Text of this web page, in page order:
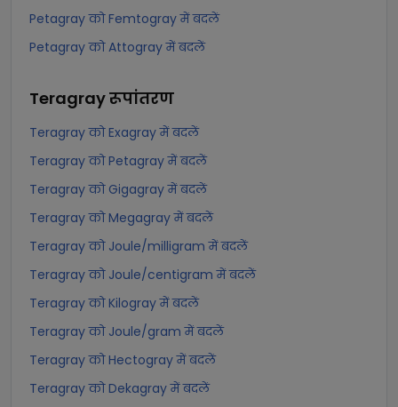
Petagray को Femtogray में बदलें
Petagray को Attogray में बदलें
Teragrayरूपांतरण
Teragray को Exagray में बदलें
Teragray को Petagray में बदलें
Teragray को Gigagray में बदलें
Teragray को Megagray में बदलें
Teragray को Joule/milligram में बदलें
Teragray को Joule/centigram में बदलें
Teragray को Kilogray में बदलें
Teragray को Joule/gram में बदलें
Teragray को Hectogray में बदलें
Teragray को Dekagray में बदलें